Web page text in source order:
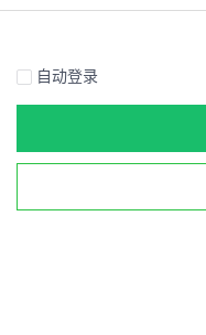
自动登录